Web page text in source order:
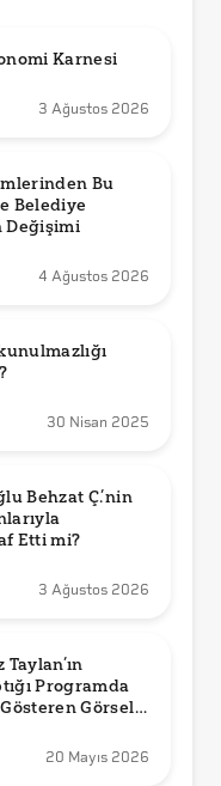
Karnesi
3 Ağustos 2026
Bu
Belediye
Değişimi
4 Ağustos 2026
30 Nisan 2025
Behzat Ç.’nin
3 Ağustos 2026
Programda
Görsel
20 Mayıs 2026